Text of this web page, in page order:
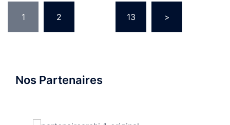
des
publications
1 2 13 >
Nos Partenaires